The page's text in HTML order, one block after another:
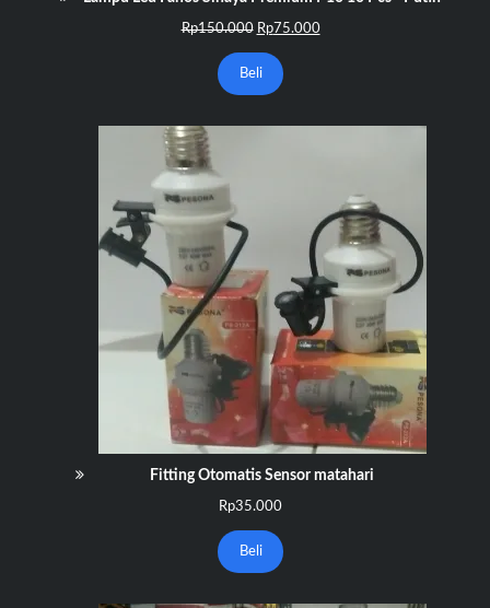
Rp150.000 Harga
adalah:
Rp150.000.
Rp75.000Harga
Beli
Fitting Otomatis Sensor matahari
Rp35.000
Beli